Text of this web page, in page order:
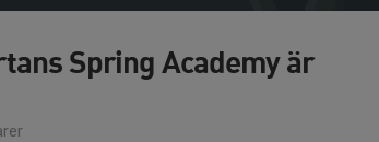
Spring Academy är